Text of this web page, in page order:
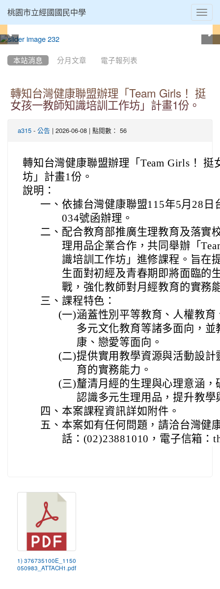
桃園市立經國國民中學
本站消息 分月文章 電子報列表
轉知台灣健康聯盟辦理「Team Girls！ 挺
女孩一教師知識培訓工作坊」計畫1份。
a315 - 公告 | 2026-06-08 | 點閱數： 56
轉知台灣健康聯盟辦理「Team Girls！
坊」計畫1份。
說明：
一、 依據台灣健康聯盟115年5月28日
034號函辦理。
二、 配合教育部推廣生理教育及落實
理用品企業合作，共同舉辦「
識培訓工作坊」進修課程。旨在
生面對初經及青春期即將面臨的
戰，強化教師對月經教育的實務
三、 課程特色：
(一)涵蓋性別平等教育、人權教
多元文化教育等諸多面向，
康、戀愛等面向。
(二)提供實用教學資源與活動設
育的實務能力。
(三)釐清月經的生理與心理意涵
認識多元生理用品，提升教
四、 本案課程資訊詳如附件。
五、 本案如有任何問題，請洽台灣健
話：(02)23881010，電子信箱：
1) 376735100E_1150
050983_ATTACH1.pdf